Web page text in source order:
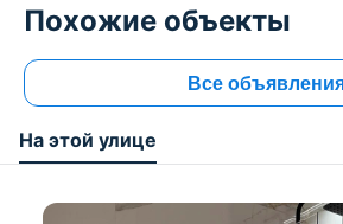
Похожие объекты
Все
На этой улице